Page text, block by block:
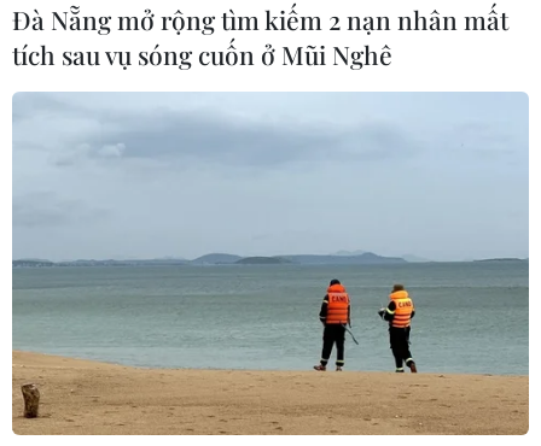
Đà Nẵng mở rộng tìm kiếm 2 nạn nhân mất
tích sau vụ sóng cuốn ở Mũi Nghê